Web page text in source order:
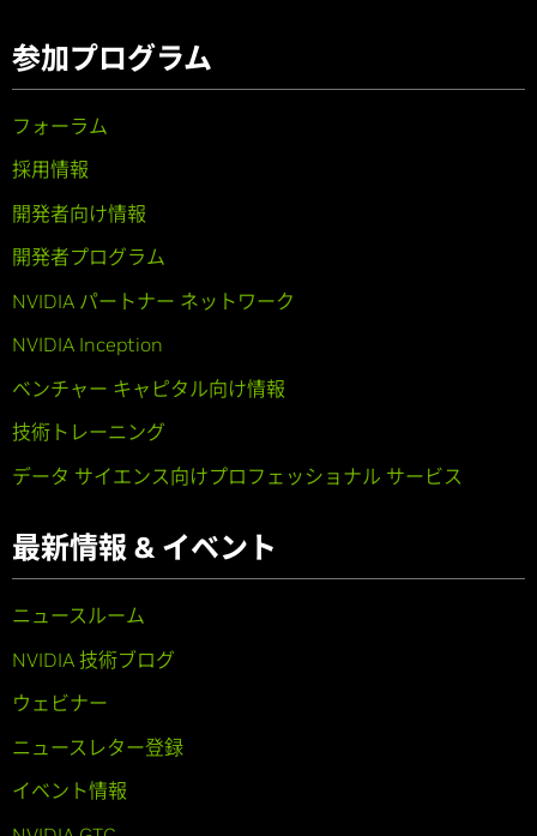
参加プログラム
フォーラム
採用情報
開発者向け情報
開発者プログラム
NVIDIA パートナー ネットワーク
NVIDIA Inception
ベンチャー キャピタル向け情報
技術トレーニング
データ サイエンス向けプロフェッショナル サービス
最新情報 & イベント
ニュースルーム
NVIDIA 技術ブログ
ウェビナー
ニュースレター登録
イベント情報